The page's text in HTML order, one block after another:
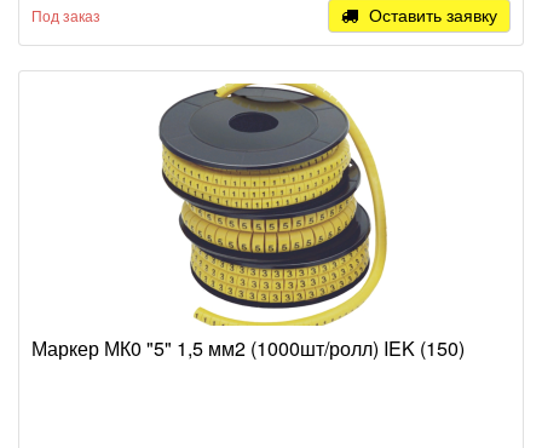
Под заказ Оставить заявку
Маркер МК0 "5" 1,5 мм2 (1000шт/ролл) IEK (150)